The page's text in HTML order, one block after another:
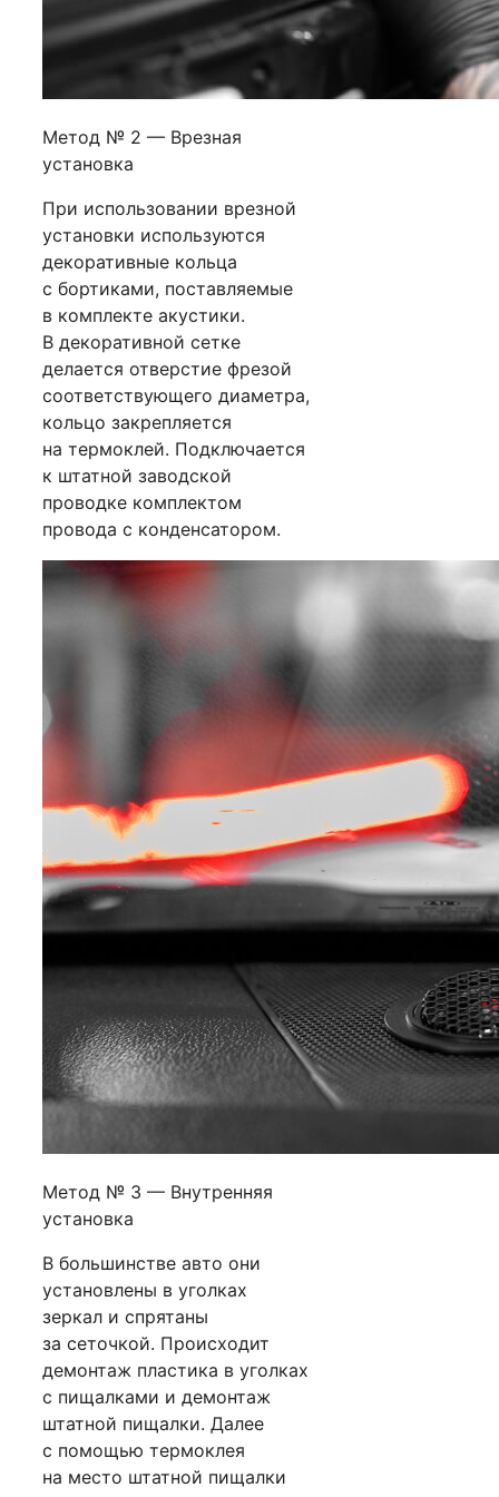
Метод № 2 — Врезная
установка
При использовании врезной
установки используются
декоративные кольца
с бортиками, поставляемые
в комплекте акустики.
В декоративной сетке
делается отверстие фрезой
соответствующего диаметра,
кольцо закрепляется
на термоклей. Подключается
к штатной заводской
проводке комплектом
провода с конденсатором.
Метод № 3 — Внутренняя
установка
В большинстве авто они
установлены в уголках
зеркал и спрятаны
за сеточкой. Происходит
демонтаж пластика в уголках
с пищалками и демонтаж
штатной пищалки. Далее
с помощью термоклея
на место штатной пищалки